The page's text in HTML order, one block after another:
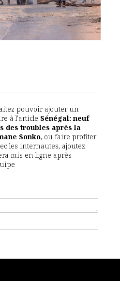
pouvoir ajouter un
à l'article Sénégal: neuf
des troubles après la
Sonko, ou faire profiter
les internautes, ajoutez
mis en ligne après